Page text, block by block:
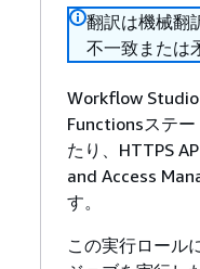
翻訳は機械翻
不一致または
Workflow Studio
Functionsステ
たり、HTTPS
and Access
す。
この実行ロール